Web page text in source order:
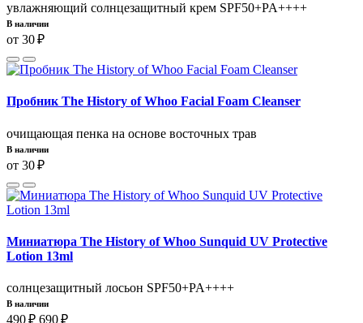
увлажняющий солнцезащитный крем SPF50+PA++++
В наличии
от 30 ₽
Пробник The History of Whoo Facial Foam Cleanser
очищающая пенка на основе восточных трав
В наличии
от 30 ₽
Миниатюра The History of Whoo Sunquid UV Protective
Lotion 13ml
солнцезащитный лосьон SPF50+PA++++
В наличии
490 ₽ 690 ₽